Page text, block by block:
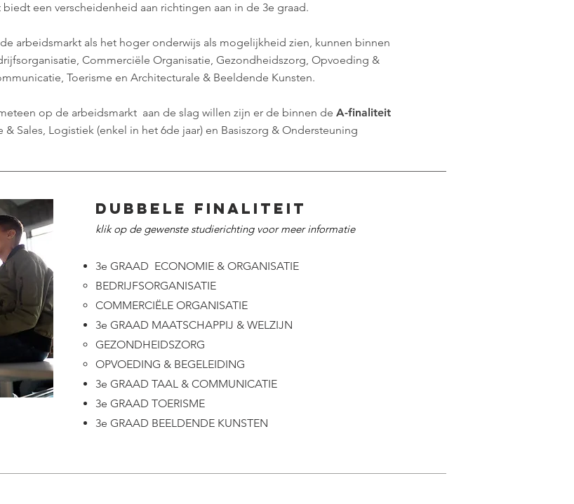
een verscheidenheid aan richtingen aan in de 3e graad.
arbeidsmarkt als het hoger onderwijs als mogelijkheid zien, kunnen binnen
Commerciële Organisatie, Gezondheidszorg, Opvoeding &
Toerisme en Architecturale & Beeldende Kunsten.
op de arbeidsmarkt aan de slag willen zijn er de binnen de A-finaliteit
Sales, Logistiek (enkel in het 6de jaar) en Basiszorg & Ondersteuning
DUBBELE FINALITEIT
klik op de gewenste studierichting voor meer informatie
3e GRAAD ECONOMIE & ORGANISATIE
BEDRIJFSORGANISATIE
COMMERCIËLE ORGANISATIE
3e GRAAD MAATSCHAPPIJ & WELZIJN
GEZONDHEIDSZORG
OPVOEDING & BEGELEIDING
3e GRAAD TAAL & COMMUNICATIE
3e GRAAD TOERISME
3e GRAAD BEELDENDE KUNSTEN